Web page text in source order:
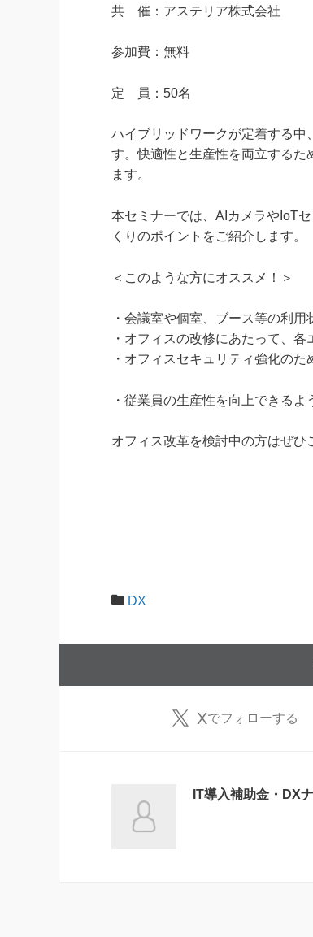
共 催：アステリア株式会社
参加費：無料
定 員：50名
ハイブリッドワークが定着する中
す。快適性と生産性を両立するた
ます。
本セミナーでは、AIカメラやIoT
くりのポイントをご紹介します。
＜このような方にオススメ！＞
・会議室や個室、ブース等の利
・オフィスの改修にあたって、
・オフィスセキュリティ強化の
・従業員の生産性を向上できる
オフィス改革を検討中の方はぜひ
DX
Xでフォローする
IT導入補助金・DX